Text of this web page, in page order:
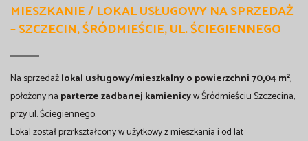
MIESZKANIE / LOKAL USŁUGOWY NA SPRZEDAŻ
– SZCZECIN, ŚRÓDMIEŚCIE, UL. ŚCIEGIENNEGO
Na sprzedażlokal usługowy/mieszkalny o powierzchni 70,04 m²,
położony na parterze zadbanej kamienicyw Śródmieściu Szczecina,
przy ul. Ściegiennego.
Lokal został przrkształcony w użytkowy z mieszkania i od lat